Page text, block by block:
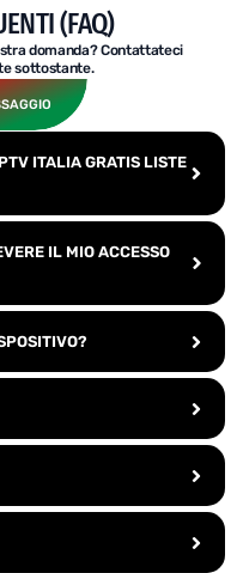
(FAQ)
domanda? Contattateci
sottostante.
ITALIA GRATIS LISTE
IL MIO ACCESSO